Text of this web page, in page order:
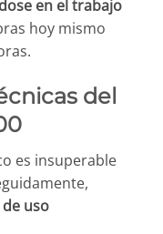
en el trabajo
hoy mismo
del
es insuperable
uso